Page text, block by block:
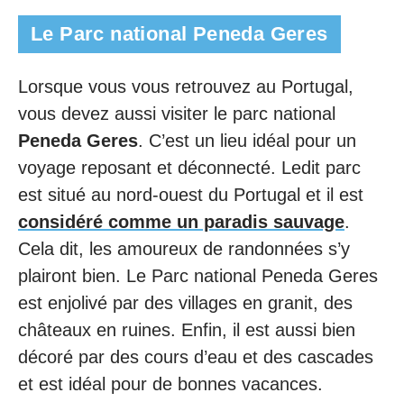
Le Parc national Peneda Geres
Lorsque vous vous retrouvez au Portugal,
vous devez aussi visiter le parc national
Peneda Geres. C’est un lieu idéal pour un
voyage reposant et déconnecté. Ledit parc
est situé au nord-ouest du Portugal et il est
considéré comme un paradis sauvage.
Cela dit, les amoureux de randonnées s’y
plairont bien. Le Parc national Peneda Geres
est enjolivé par des villages en granit, des
châteaux en ruines. Enfin, il est aussi bien
décoré par des cours d’eau et des cascades
et est idéal pour de bonnes vacances.